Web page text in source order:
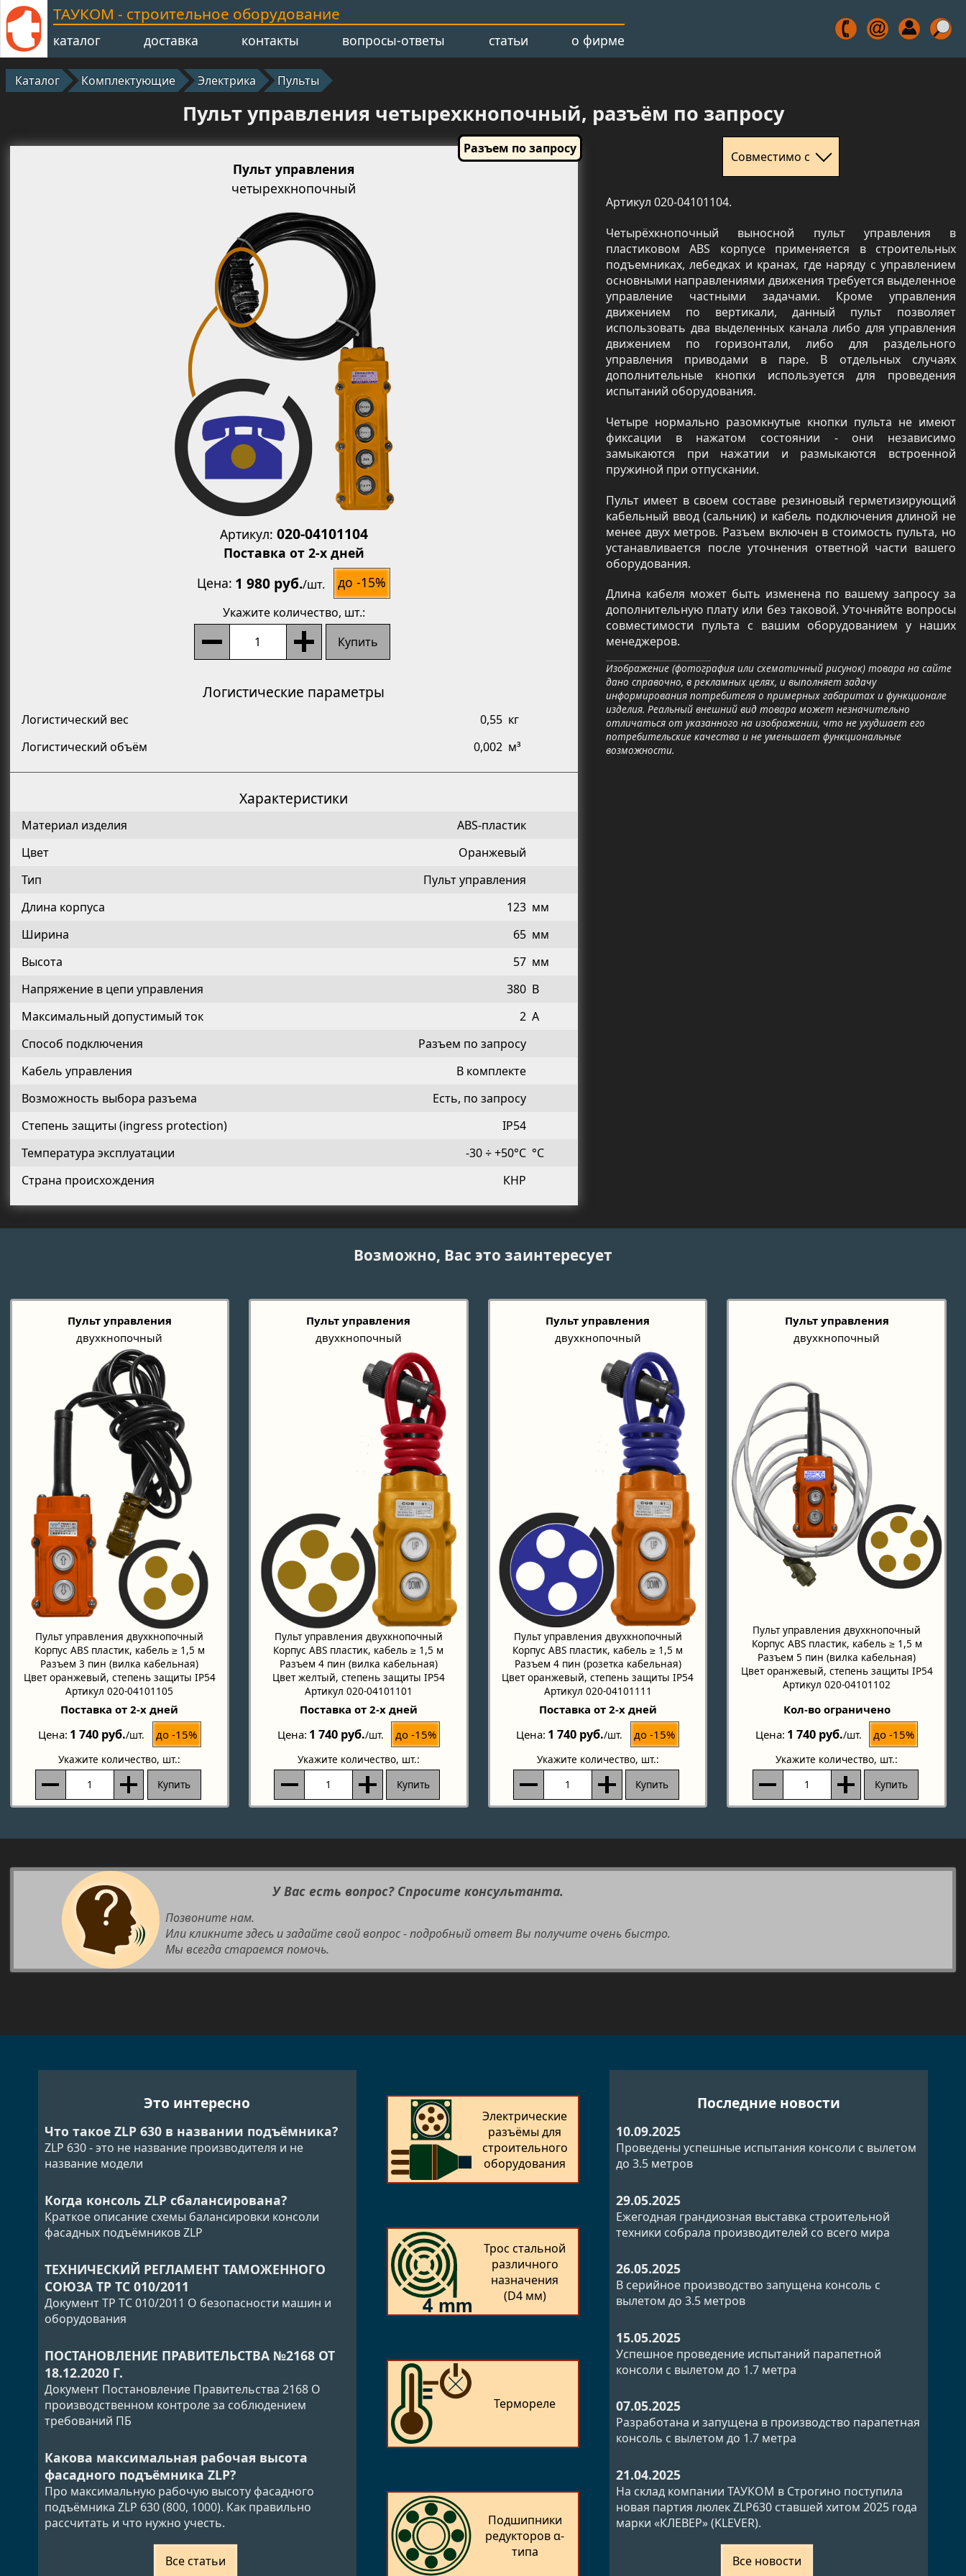
ТАУКОМ - строительное оборудование
каталог доставка контакты вопросы-ответы статьи о фирме
Каталог Комплектующие Электрика Пульты
Пульт управления четырехкнопочный, разъём по запросу
Пульт управления
четырехкнопочный
Увеличить
Артикул: 020-04101104
Поставка от 2-х дней
Цена 1 980 руб./шт. до -15%
Укажите количество, шт.:
Купить
Логистические параметры
Логистический вес 0,55 кг
Логистический объём
0,002 м³
Характеристики
Материал изделия
ABS-пластик
Цвет
Оранжевый
Тип
Пульт управления
Длина корпуса
123 мм
Ширина
65 мм
Высота
57 мм
Напряжение в цепи управления
380 В
Максимальный допустимый ток
2 А
Способ подключения
Разъем по запросу
Кабель управления
В комплекте
Возможность выбора разъема
Есть, по запросу
Степень защиты (ingress protection)
IP54
Температура эксплуатации
-30 ÷ +50°C °C
Страна происхождения
КНР
Совместимо с
Артикул 020-04101104.
Четырёхкнопочный выносной пульт управления в
пластиковом ABS корпусе применяется в строительных
подъемниках, лебедках и кранах, где наряду с управлением
основными направлениями движения требуется выделенное
управление частными задачами. Кроме управления
движением по вертикали, данный пульт позволяет
использовать два выделенных канала либо для управления
движением по горизонтали, либо для раздельного
управления приводами в паре. В отдельных случаях
дополнительные кнопки используется для проведения
испытаний оборудования.
Четыре нормально разомкнутые кнопки пульта не имеют
фиксации в нажатом состоянии - они независимо
замыкаются при нажатии и размыкаются встроенной
пружиной при отпускании.
Пульт имеет в своем составе резиновый герметизирующий
кабельный ввод (сальник) и кабель подключения длиной не
менее двух метров. Разъем включен в стоимость пульта, но
устанавливается после уточнения ответной части вашего
оборудования.
Длина кабеля может быть изменена по вашему запросу за
дополнительную плату или без таковой. Уточняйте вопросы
совместимости пульта с вашим оборудованием у наших
менеджеров.
Изображение (фотография или схематичный рисунок) товара на сайте
дано справочно, в рекламных целях, и выполняет задачу
информирования потребителя о примерных габаритах и функционале
изделия. Реальный внешний вид товара может незначительно
отличаться от указанного на изображении, что не ухудшает его
потребительские качества и не уменьшает функциональные
возможности.
Возможно, Вас это заинтересует
Пульт управления
двухкнопочный
Пульт управления двухкнопочный
Корпус ABS пластик, кабель ≥ 1,5 м
Разъем 3 пин (вилка кабельная)
Цвет оранжевый, степень защиты IP54
Артикул 020-04101105
Поставка от 2-х дней
Цена 1 740 руб./шт. до -15%
Укажите количество, шт.:
Купить
Пульт управления
двухкнопочный
Пульт управления двухкнопочный
Корпус ABS пластик, кабель ≥ 1,5 м
Разъем 4 пин (вилка кабельная)
Цвет желтый, степень защиты IP54
Артикул 020-04101101
Поставка от 2-х дней
Цена 1 740 руб./шт. до -15%
Укажите количество, шт.:
Купить
Пульт управления
двухкнопочный
Пульт управления двухкнопочный
Корпус ABS пластик, кабель ≥ 1,5 м
Разъем 4 пин (розетка кабельная)
Цвет оранжевый, степень защиты IP54
Артикул 020-04101111
Поставка от 2-х дней
Цена 1 740 руб./шт. до -15%
Укажите количество, шт.:
Купить
Пульт управления
двухкнопочный
Пульт управления двухкнопочный
Корпус ABS пластик, кабель ≥ 1,5 м
Разъем 5 пин (вилка кабельная)
Цвет оранжевый, степень защиты IP54
Артикул 020-04101102
Кол-во ограничено
Цена 1 740 руб./шт. до -15%
Укажите количество, шт.:
Купить
У Вас есть вопрос? Спросите консультанта.
Позвоните нам.
Или кликните здесь и задайте свой вопрос - подробный ответ Вы получите очень быстро.
Мы всегда стараемся помочь.
Это интересно
Что такое ZLP 630 в названии подъёмника?
ZLP 630 - это не название производителя и не
название модели
Когда консоль ZLP сбалансирована?
Краткое описание схемы балансировки консоли
фасадных подъёмников ZLP
ТЕХНИЧЕСКИЙ РЕГЛАМЕНТ ТАМОЖЕННОГО
СОЮЗА ТР ТС 010/2011
Документ ТР ТС 010/2011 О безопасности машин и
оборудования
ПОСТАНОВЛЕНИЕ ПРАВИТЕЛЬСТВА №2168 ОТ
18.12.2020 Г.
Документ Постановление Правительства 2168 О
производственном контроле за соблюдением
требований ПБ
Какова максимальная рабочая высота
фасадного подъёмника ZLP?
Про максимальную рабочую высоту фасадного
подъёмника ZLP 630 (800, 1000). Как правильно
рассчитать и что нужно учесть.
Все статьи
Электрические
разъёмы для
строительного
оборудования
Трос стальной
различного
назначения
(D4 мм)
Термореле
Подшипники
редукторов α-
типа
Последние новости
10.09.2025
Проведены успешные испытания консоли с вылетом
до 3.5 метров
29.05.2025
Ежегодная грандиозная выставка строительной
техники собрала производителей со всего мира
26.05.2025
В серийное производство запущена консоль с
вылетом до 3.5 метров
15.05.2025
Успешное проведение испытаний парапетной
консоли с вылетом до 1.7 метра
07.05.2025
Разработана и запущена в производство парапетная
консоль с вылетом до 1.7 метра
21.04.2025
На склад компании ТАУКОМ в Строгино поступила
новая партия люлек ZLP630 ставшей хитом 2025 года
марки «КЛЕВЕР» (KLEVER).
Все новости